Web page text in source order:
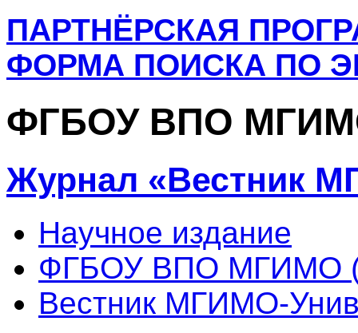
ПАРТНЁРСКАЯ
ФОРМА ПОИСКА ПО
ФГБОУ ВПО
Журнал «Вестник
Научное издание
ФГБОУ ВПО МГИМО
Вестник МГИМО-